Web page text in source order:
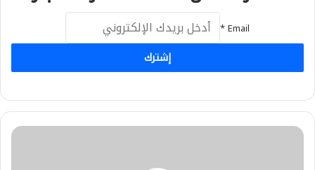
Email
*
إشترك
اختتام